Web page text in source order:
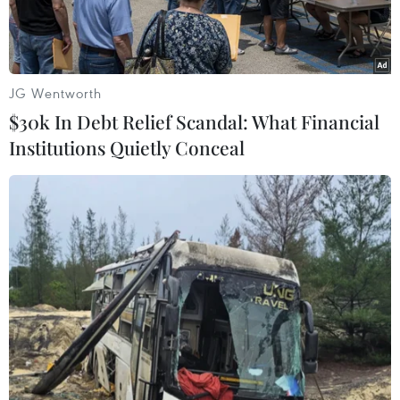
Tổng cục trưởng Tổng cục Quản lý thị trường Trần Hữu Linh
phát biểu tại buổi lễ. (Ảnh: Trần Việt/TTXVN)
Tại Hội nghị giao ban trực tuyến toàn lực lượng
quản lý thị trường tháng Bảy vừa qua, ông Trần
JG Wentworth
$30k In Debt Relief Scandal: What Financial
Institutions Quietly Conceal